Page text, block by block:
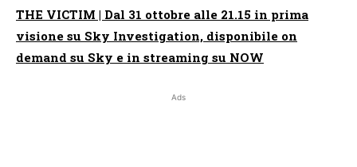
THE VICTIM | Dal 31 ottobre alle 21.15 in prima
visione su Sky Investigation, disponibile on
demand su Sky e in streaming su NOW
Ads